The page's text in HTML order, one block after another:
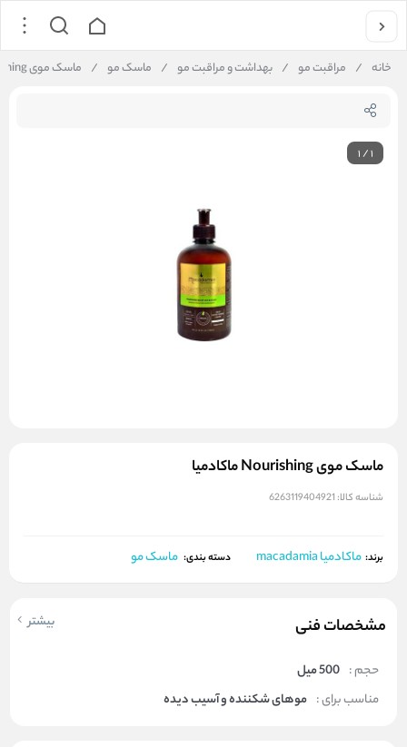
خانه / مراقبت مو / بهداشت و مراقبت مو / ماسک مو / ماسک موی Nourishing ماکادمیا
1/1
ماسک موی Nourishing ماکادمیا
شناسه کالا: 6263119404921
برند: ماکادمیا macadamia دسته بندی: ماسک مو
مشخصات فنی بیشتر
حجم : 500 میل
مناسب برای : موهای شکننده و آسیب دیده